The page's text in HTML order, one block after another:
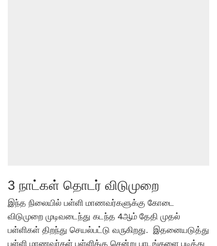
3 நாட்கள் தொடர் விடுமுறை
இந்த நிலையில் பள்ளி மாணவர்களுக்கு கோடை
விடுமுறை முடிவடைந்து கடந்த 4ஆம் தேதி முதல்
பள்ளிகள் திறந்து செயல்பட்டு வருகிறது. இதனையடுத்து
பள்ளி மாணவர்கள் பள்ளிக்கு சென்று பாடங்களை படித்து